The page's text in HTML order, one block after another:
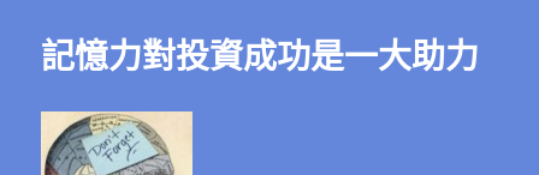
記憶力對投資成功是一大助力